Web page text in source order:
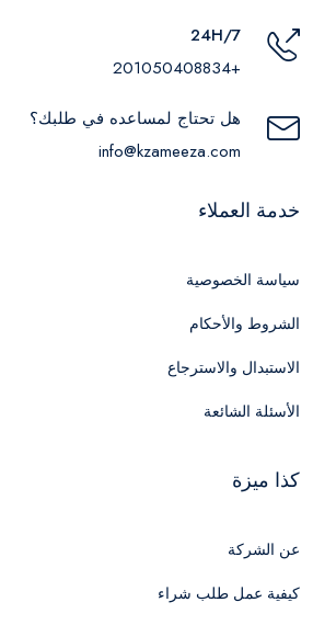
24H/7
+201050408834
هل تحتاج لمساعده في طلبك؟
info@kzameeza.com
خدمة العملاء
سياسة الخصوصية
الشروط والأحكام
الاستبدال والاسترجاع
الأسئلة الشائعة
كذا ميزة
عن الشركة
كيفية عمل طلب شراء